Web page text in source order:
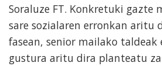
Soraluze FT. Konkretuki gazte
sare sozialaren erronkan aritu
fasean, senior mailako taldeak
gustura aritu dira planteatu